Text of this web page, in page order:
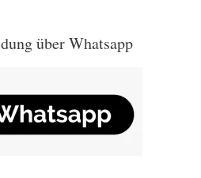
über Whatsapp